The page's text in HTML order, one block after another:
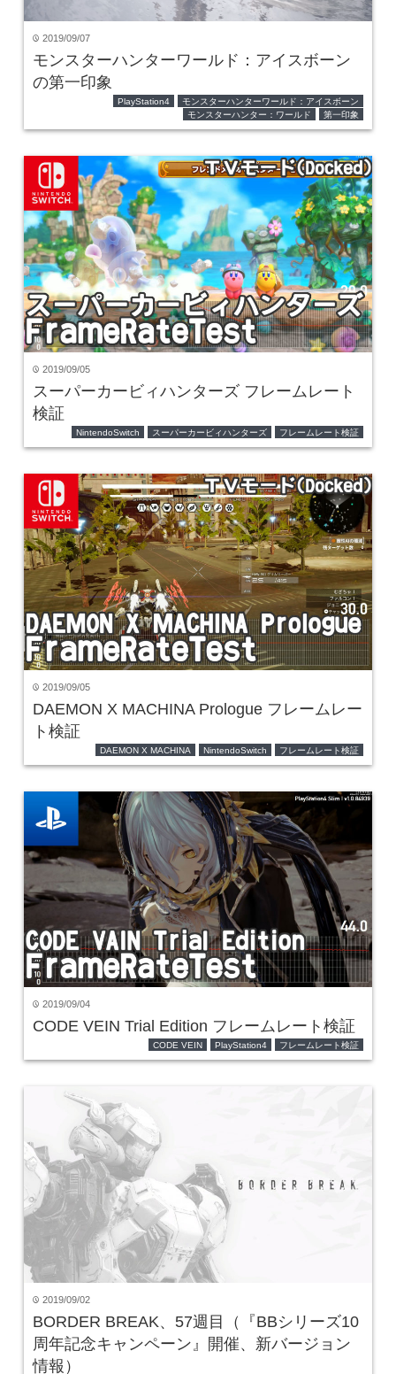
time 2019/09/07
モンスターハンターワールド：アイスボーン
の第一印象
PlayStation4
モンスターハンターワールド：アイスボーン
モンスターハンター：ワールド
第一印象
time 2019/09/05
スーパーカービィハンターズ フレームレート
検証
NintendoSwitch スーパーカービィハンターズ フレームレート検証
time 2019/09/05
DAEMON X MACHINA Prologue フレームレー
ト検証
DAEMON X MACHINA NintendoSwitch フレームレート検証
time 2019/09/04
CODE VEIN Trial Edition フレームレート検証
CODE VEIN PlayStation4 フレームレート検証
time 2019/09/02
BORDER BREAK、57週目（『BBシリーズ10
周年記念キャンペーン』開催、新バージョン
情報）